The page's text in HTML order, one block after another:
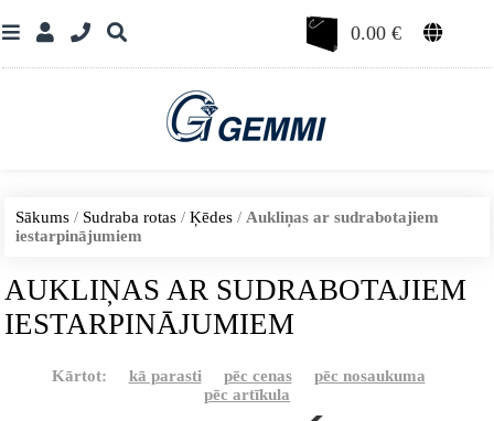
0.00€
Sākums / Sudraba rotas /Ķēdes / Aukliņas ar sudrabotajiem
iestarpinājumiem
AUKLIŅAS AR SUDRABOTAJIEM
IESTARPINĀJUMIEM
Kārtot: kā parasti pēc cenas
pēc nosaukuma
pēc artīkula